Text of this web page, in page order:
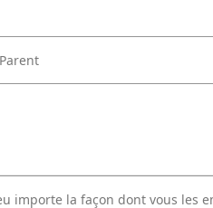
importe la façon dont vous les